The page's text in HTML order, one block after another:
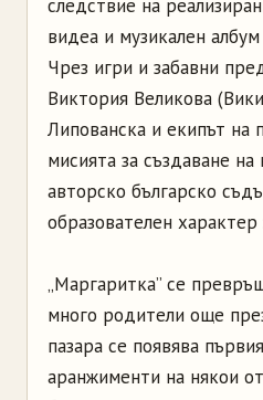
следствие на
видеа и музикален албум
Чрез игри и забавни
Виктория Великова
Липованска и екипът на
мисията за създаване на
авторско българско
образователен
„Маргаритка” се
много родители още
пазара се появява
аранжименти на някои